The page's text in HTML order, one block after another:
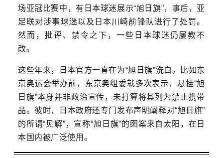
场亚冠比赛中，有日本球迷展示“旭日旗”，事后，亚
足联对涉事球迷以及日本川崎前锋队进行了处罚。
然而，批评、禁令之下，一些日本球迷仍屡教不
改。
这些年来，日本官方一直在为“旭日旗”洗白。比如东
京奥运会举办前，东京奥组委就多次表示，悬挂“旭
日旗”本身并非政治宣传，未打算将其列为禁止携带
品。彼时，日本政府还专门发布声明阐释对“旭日旗”
的所谓“见解”，宣称“旭日旗”的图案来自太阳，在日
本国内被广泛使用。